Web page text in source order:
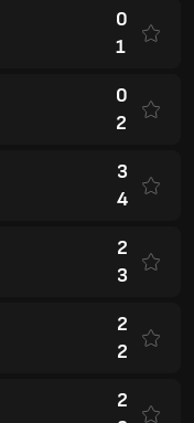
0
1
0
2
3
4
2
3
2
2
2